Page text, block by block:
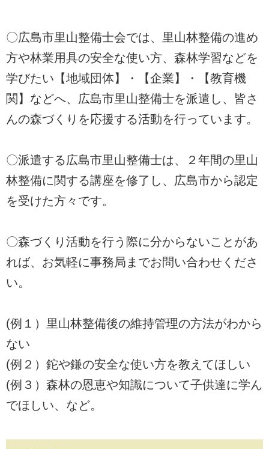
〇広島市里山整備士会では、里山林整備の進め
方や林業用具の安全な使い方、森林学習などを
学びたい【地域団体】・【企業】・【教育機
関】などへ、広島市里山整備士を派遣し、皆さ
んの森づくりを応援する活動を行っています。
〇派遣する広島市里山整備士は、２年間の里山
林整備に関する講座を修了し、広島市から認定
を受けた方々です。
〇森づくり活動を行う際に分からないことがあ
れば、お気軽に事務局までお問い合わせくださ
い。
(例１）里山林整備後の維持管理の方法がわから
ない
(例２）鉈や鎌の安全な使い方を教えてほしい
(例３）森林の恩恵や知識について子供達に学ん
でほしい、など。